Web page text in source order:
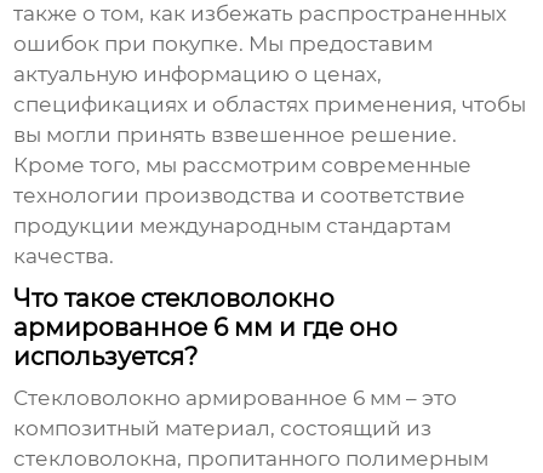
также о том, как избежать распространенных
ошибок при покупке. Мы предоставим
актуальную информацию о ценах,
спецификациях и областях применения, чтобы
вы могли принять взвешенное решение.
Кроме того, мы рассмотрим современные
технологии производства и соответствие
продукции международным стандартам
качества.
Что такое стекловолокно
армированное 6 мм и где оно
используется?
Стекловолокно армированное 6 мм – это
композитный материал, состоящий из
стекловолокна, пропитанного полимерным